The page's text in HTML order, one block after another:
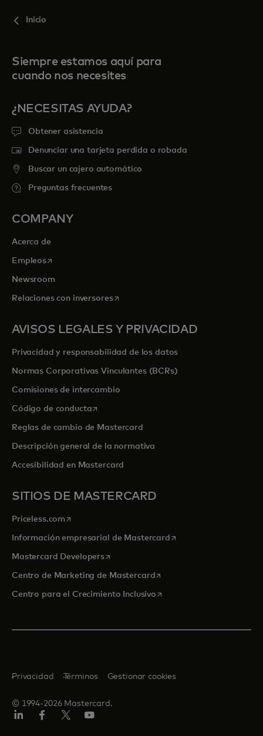
Inicio
Siempre estamos aquí para
cuando nos necesites
¿NECESITAS AYUDA?
Obtener asistencia
Denunciar una tarjeta perdida o robada
Buscar un cajero automático
Preguntas frecuentes
COMPANY
Acerca de
Empleosse abre en una pestaña nueva
Newsroom
Relaciones con inversoresse abre en una pestaña nueva
AVISOS LEGALES Y PRIVACIDAD
Privacidad y responsabilidad de los datos
Normas Corporativas Vinculantes (BCRs)
Comisiones de intercambio
Código de conductase abre en una pestaña nueva
Reglas de cambio de Mastercard
Descripción general de la normativa
Accesibilidad en Mastercard
SITIOS DE MASTERCARD
Priceless.com se abre en una pestaña nueva
Información empresarial de Mastercardse abre en una pestaña
Mastercard Developersse abre en una pestaña nueva
Centro de Marketing de Mastercardse abre en una pestaña
Centro para el Crecimiento Inclusivose abre en una pestaña
© 1994-2026 Mastercard.
Privacidad Términos Gestionar cookies